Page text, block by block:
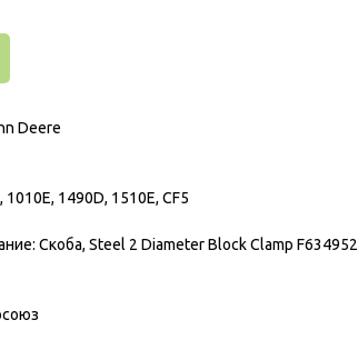
Deere
1490D, 1510E, CF5
Скоба, Steel 2 Diameter Block Clamp F634952